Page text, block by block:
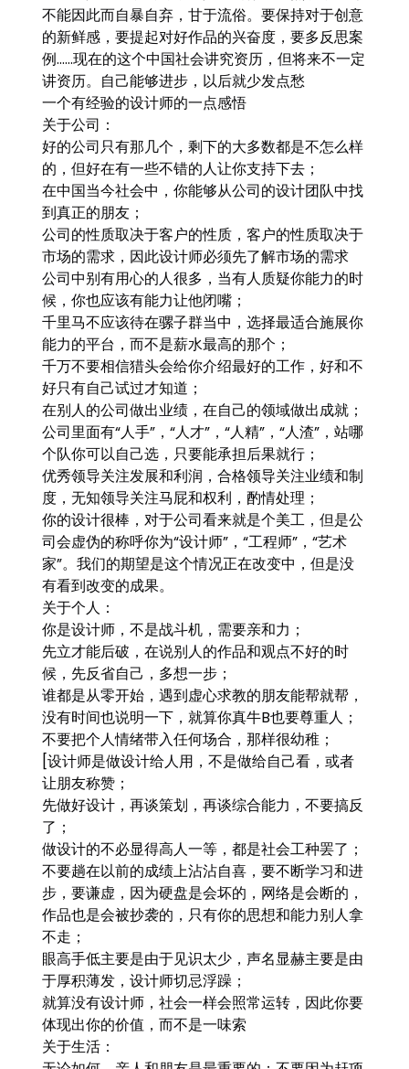
不能因此而自暴自弃，甘于流俗。要保持对于创意
的新鲜感，要提起对好作品的兴奋度，要多反思案
例……现在的这个中国社会讲究资历，但将来不一定
讲资历。自己能够进步，以后就少发点愁
一个有经验的设计师的一点感悟
关于公司：
好的公司只有那几个，剩下的大多数都是不怎么样
的，但好在有一些不错的人让你支持下去；
在中国当今社会中，你能够从公司的设计团队中找
到真正的朋友；
公司的性质取决于客户的性质，客户的性质取决于
市场的需求，因此设计师必须先了解市场的需求
公司中别有用心的人很多，当有人质疑你能力的时
候，你也应该有能力让他闭嘴；
千里马不应该待在骡子群当中，选择最适合施展你
能力的平台，而不是薪水最高的那个；
千万不要相信猎头会给你介绍最好的工作，好和不
好只有自己试过才知道；
在别人的公司做出业绩，在自己的领域做出成就；
公司里面有“人手”，“人才”，“人精”，“人渣”，站哪
个队你可以自己选，只要能承担后果就行；
优秀领导关注发展和利润，合格领导关注业绩和制
度，无知领导关注马屁和权利，酌情处理；
你的设计很棒，对于公司看来就是个美工，但是公
司会虚伪的称呼你为“设计师”，“工程师”，“艺术
家”。我们的期望是这个情况正在改变中，但是没
有看到改变的成果。
关于个人：
你是设计师，不是战斗机，需要亲和力；
先立才能后破，在说别人的作品和观点不好的时
候，先反省自己，多想一步；
谁都是从零开始，遇到虚心求教的朋友能帮就帮，
没有时间也说明一下，就算你真牛B也要尊重人；
不要把个人情绪带入任何场合，那样很幼稚；
[设计师是做设计给人用，不是做给自己看，或者
让朋友称赞；
先做好设计，再谈策划，再谈综合能力，不要搞反
了；
做设计的不必显得高人一等，都是社会工种罢了；
不要趟在以前的成绩上沾沾自喜，要不断学习和进
步，要谦虚，因为硬盘是会坏的，网络是会断的，
作品也是会被抄袭的，只有你的思想和能力别人拿
不走；
眼高手低主要是由于见识太少，声名显赫主要是由
于厚积薄发，设计师切忌浮躁；
就算没有设计师，社会一样会照常运转，因此你要
体现出你的价值，而不是一味索
关于生活：